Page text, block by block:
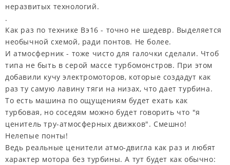
неразвитых технологий.
.
Как раз по технике Вэ16 - точно не шедевр. Выделяется
необычной схемой, ради понтов. Не более.
И атмосферник - тоже чисто для галочки сделали. Чтоб
типа не быть в серой массе турбомонстров. При этом
добавили кучу электромоторов, которые создадут как
раз ту самую лавину тяги на низах, что дает турбина.
То есть машина по ощущениям будет ехать как
турбовая, но соседям можно будет говорить что "я
ценитель тру-атмосферных движков". Смешно!
Нелепые понты!
Ведь реальные ценители атмо-двигла как раз и любят
характер мотора без турбины. А тут будет как обычно: